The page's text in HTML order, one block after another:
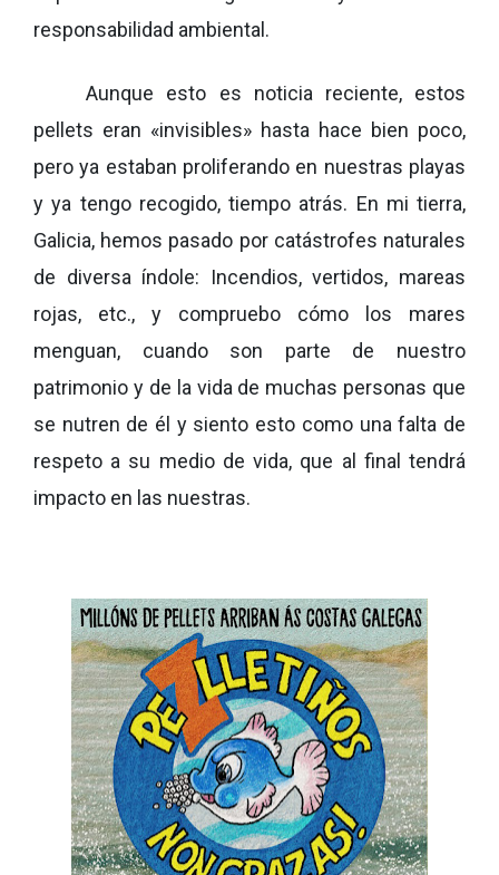
responsabilidad ambiental.
Aunque esto es noticia reciente, estos
pellets eran «invisibles» hasta hace bien poco,
pero ya estaban proliferando en nuestras playas
y ya tengo recogido, tiempo atrás. En mi tierra,
Galicia, hemos pasado por catástrofes naturales
de diversa índole: Incendios, vertidos, mareas
rojas, etc., y compruebo cómo los mares
menguan, cuando son parte de nuestro
patrimonio y de la vida de muchas personas que
se nutren de él y siento esto como una falta de
respeto a su medio de vida, que al final tendrá
impacto en las nuestras.